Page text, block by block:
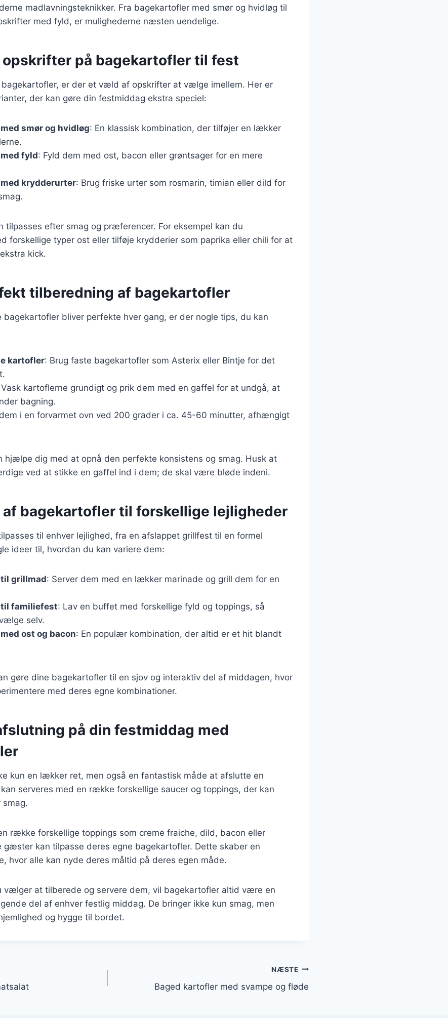
madlavningsteknikker. Fra bagekartofler med smør og hvidløg til
med fyld, er mulighederne næsten uendelige.
opskrifter på bagekartofler til fest
er der et væld af opskrifter at vælge imellem. Her er
der kan gøre din festmiddag ekstra speciel:
smør og hvidløg: En klassisk kombination, der tilføjer en lækker
fyld: Fyld dem med ost, bacon eller grøntsager for en mere
krydderurter: Brug friske urter som rosmarin, timian eller dild for
tilpasses efter smag og præferencer. For eksempel kan du
forskellige typer ost eller tilføje krydderier som paprika eller chili for at
kick.
tilberedning af bagekartofler
bagekartofler bliver perfekte hver gang, er der nogle tips, du kan
kartofler: Brug faste bagekartofler som Asterix eller Bintje for det
kartoflerne grundigt og prik dem med en gaffel for at undgå, at
bagning.
i en forvarmet ovn ved 200 grader i ca. 45-60 minutter, afhængigt
hjælpe dig med at opnå den perfekte konsistens og smag. Husk at
ved at stikke en gaffel ind i dem; de skal være bløde indeni.
af bagekartofler til forskellige lejligheder
til enhver lejlighed, fra en afslappet grillfest til en formel
ideer til, hvordan du kan variere dem:
grillmad: Server dem med en lækker marinade og grill dem for en
familiefest: Lav en buffet med forskellige fyld og toppings, så
selv.
ost og bacon: En populær kombination, der altid er et hit blandt
gøre dine bagekartofler til en sjov og interaktiv del af middagen, hvor
med deres egne kombinationer.
på din festmiddag med
kun en lækker ret, men også en fantastisk måde at afslutte en
serveres med en række forskellige saucer og toppings, der kan
smag.
række forskellige toppings som creme fraiche, dild, bacon eller
gæster kan tilpasse deres egne bagekartofler. Dette skaber en
hvor alle kan nyde deres måltid på deres egen måde.
vælger at tilberede og servere dem, vil bagekartofler altid være en
del af enhver festlig middag. De bringer ikke kun smag, men
og hygge til bordet.
NÆSTE
Baged kartofler med svampe og fløde